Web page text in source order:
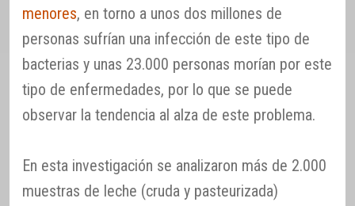
menores, en torno a unos dos millones de
personas sufrían una infección de este tipo de
bacterias y unas 23.000 personas morían por este
tipo de enfermedades, por lo que se puede
observar la tendencia al alza de este problema.
En esta investigación se analizaron más de 2.000
muestras de leche (cruda y pasteurizada)